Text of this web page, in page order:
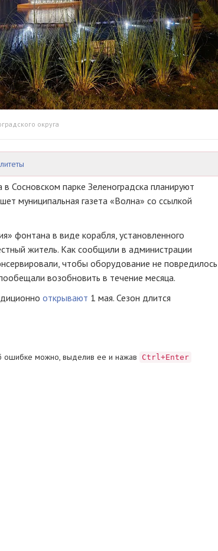
округа
Сосновском парке Зеленоградска планируют
муниципальная газета «Волна» со ссылкой
фонтана в виде корабля, установленного
житель. Как сообщили в администрации
чтобы оборудование не повредилось
возобновить в течение месяца.
открывают 1 мая. Сезон длится
ошибке можно, выделив ее и нажав Ctrl+Enter